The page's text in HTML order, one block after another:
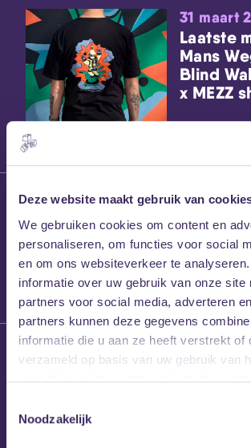
Deze website maakt gebruik van
We gebruiken cookies om content en
personaliseren, om functies voor social
en om ons websiteverkeer te
informatie over uw gebruik van onze site
partners voor social media, adverteren
partners kunnen deze gegevens
informatie die u aan ze heeft verstrekt of
verzameld op basis van uw gebruik van
Noodzakelijk
31 maart
Laatste
Mans
Blind
x MEZZ
27 maart
Frans
26 maart